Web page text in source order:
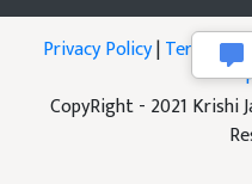
Privacy Policy|Terms of
CopyRight - 2021 Krishi